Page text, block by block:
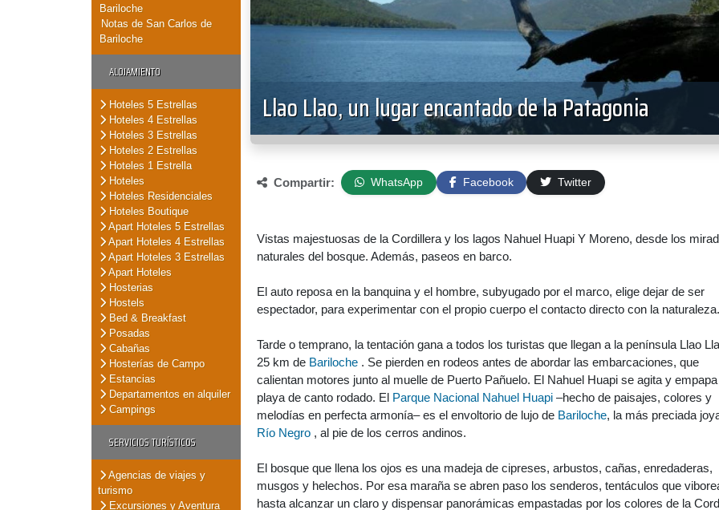
Bariloche
Notas de San Carlos de
Bariloche
ALOJAMIENTO
Hoteles 5 Estrellas
Hoteles 4 Estrellas
Hoteles 3 Estrellas
Hoteles 2 Estrellas
Hoteles 1 Estrella
Hoteles
Hoteles Residenciales
Hoteles Boutique
Apart Hoteles 5 Estrellas
Apart Hoteles 4 Estrellas
Apart Hoteles 3 Estrellas
Apart Hoteles
Hosterias
Hostels
Bed & Breakfast
Posadas
Cabañas
Hosterías de Campo
Estancias
Departamentos en alquiler
Campings
SERVICIOS TURÍSTICOS
Agencias de viajes y
turismo
Excursiones y Aventura
Llao Llao, un lugar encantado de la Patagonia
Compartir: WhatsApp Facebook Twitter
Vistas majestuosas de la Cordillera y los lagos Nahuel Huapi Y Moreno, desde los
naturales del bosque. Además, paseos en barco.
El auto reposa en la banquina y el hombre, subyugado por el marco, elige dejar de ser
espectador, para experimentar con el propio cuerpo el contacto directo con la naturaleza.
Tarde o temprano, la tentación gana a todos los turistas que llegan a la península Llao
25 km de Bariloche . Se pierden en rodeos antes de abordar las embarcaciones, que
calientan motores junto al muelle de Puerto Pañuelo. El Nahuel Huapi se agita y
playa de canto rodado. El Parque Nacional Nahuel Huapi –hecho de paisajes, colores y
melodías en perfecta armonía– es el envoltorio de lujo de Bariloche, la más preciada
Río Negro , al pie de los cerros andinos.
El bosque que llena los ojos es una madeja de cipreses, arbustos, cañas, enredaderas,
musgos y helechos. Por esa maraña se abren paso los senderos, tentáculos que
hasta alcanzar un claro y dispensar panorámicas empastadas por los colores de la